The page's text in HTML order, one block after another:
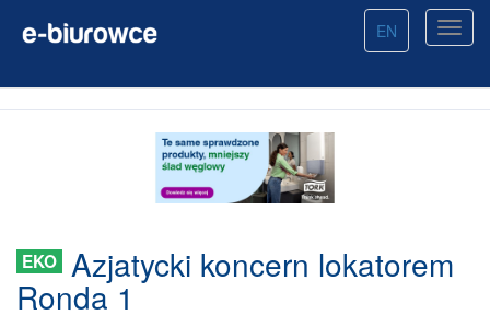
EN
EKO Azjatycki koncern lokatorem
Ronda 1